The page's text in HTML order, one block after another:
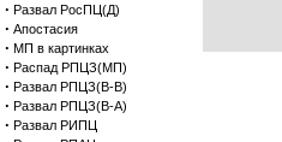
· Развал РосПЦ(Д)
· Апостасия
· МП в картинках
· Распад РПЦЗ(МП)
· Развал РПЦЗ(В-В)
· Развал РПЦЗ(В-А)
· Развал РИПЦ